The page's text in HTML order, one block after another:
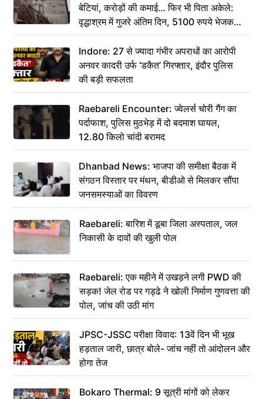
बेटियां, करोड़ों की कमाई… फिर भी पिता अकेले:
वृद्धाश्रम में गुजरे अंतिम दिन, 5100 रुपये भेजकर
कहा– अंतिम संस्कार कर दीजिए हम नहीं आ पाएंगे
Indore: 27 से ज्यादा गंभीर अपराधों का आरोपी
अनवर कादरी उर्फ ‘डकैत’ गिरफ्तार, इंदौर पुलिस
की बड़ी सफलता
Raebareli Encounter: ज्वेलर्स चोरी गैंग का
पर्दाफाश, पुलिस मुठभेड़ में दो बदमाश घायल,
12.80 किलो चांदी बरामद
Dhanbad News: भाजपा की समीक्षा बैठक में
संगठन विस्तार पर मंथन, बीडीओ से मिलकर सौंपा
जनसमस्याओं का विवरण
Raebareli: बारिश में डूबा जिला अस्पताल, जल
निकासी के दावों की खुली पोल
Raebareli: एक महीने में उखड़ने लगी PWD की
सड़क! जेल रोड पर गड्ढे ने खोली निर्माण गुणवत्ता की
पोल, जांच की उठी मांग
JPSC-JSSC परीक्षा विवाद: 13वें दिन भी भूख
हड़ताल जारी, छात्र बोले- जांच नहीं तो आंदोलन और
होगा तेज
Bokaro Thermal: 9 सूत्री मांगों को लेकर